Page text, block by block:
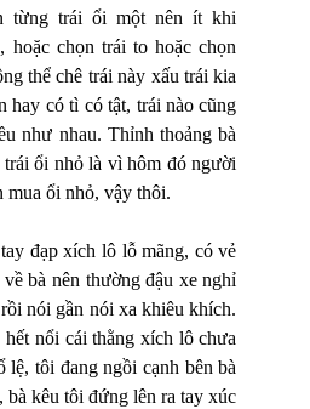
từng trái ổi một nên ít khi
hoặc chọn trái to hoặc chọn
thể chê trái này xấu trái kia
hay có tì có tật, trái nào cũng
như nhau. Thỉnh thoảng bà
ổi nhỏ là vì hôm đó người
mua ổi nhỏ, vậy thôi.
đạp xích lô lỗ mãng, có vẻ
bà nên thường đậu xe nghỉ
nói gần nói xa khiêu khích.
nổi cái thằng xích lô chưa
lệ, tôi đang ngồi cạnh bên bà
bà kêu tôi đứng lên ra tay xúc